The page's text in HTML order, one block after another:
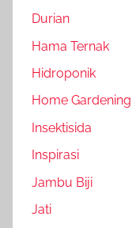
Durian
Hama Ternak
Hidroponik
Home Gardening
Insektisida
Inspirasi
Jambu Biji
Jati